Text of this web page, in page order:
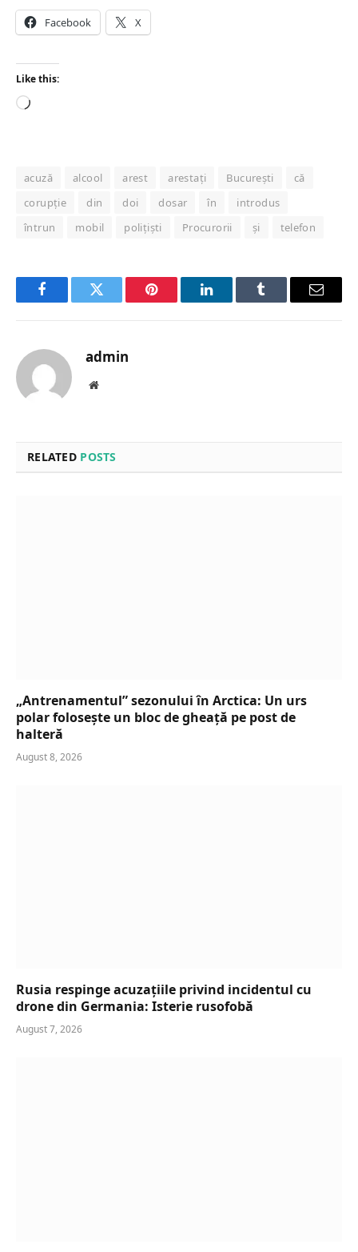
Facebook X
Like this:
Loading…
acuză alcool arest arestați București
că
corupție
din doi dosar în
introdus
întrun
mobil polițiști Procurorii și telefon
FacebookTwitter Pinterest LinkedInTumblr Email
admin
Website
RELATED POSTS
„Antrenamentul” sezonului în Arctica: Un urs
polar folosește un bloc de gheață pe post de
halteră
August 8, 2026
Rusia respinge acuzațiile privind incidentul cu
drone din Germania: Isterie rusofobă
August 7, 2026